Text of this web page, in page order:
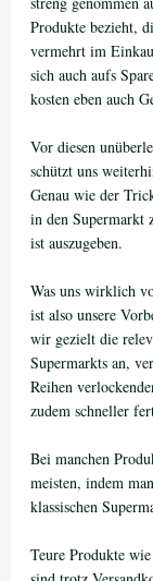
Produkte bezieht,
vermehrt im
sich auch aufs
kosten eben auch
Vor diesen
schützt uns
Genau wie der
in den Supermarkt
ist auszugeben.
Was uns wirklich
ist also unsere
wir gezielt die
Supermarkts an,
Reihen
zudem schneller
Bei manchen
meisten, indem
klassischen
Teure Produkte wie